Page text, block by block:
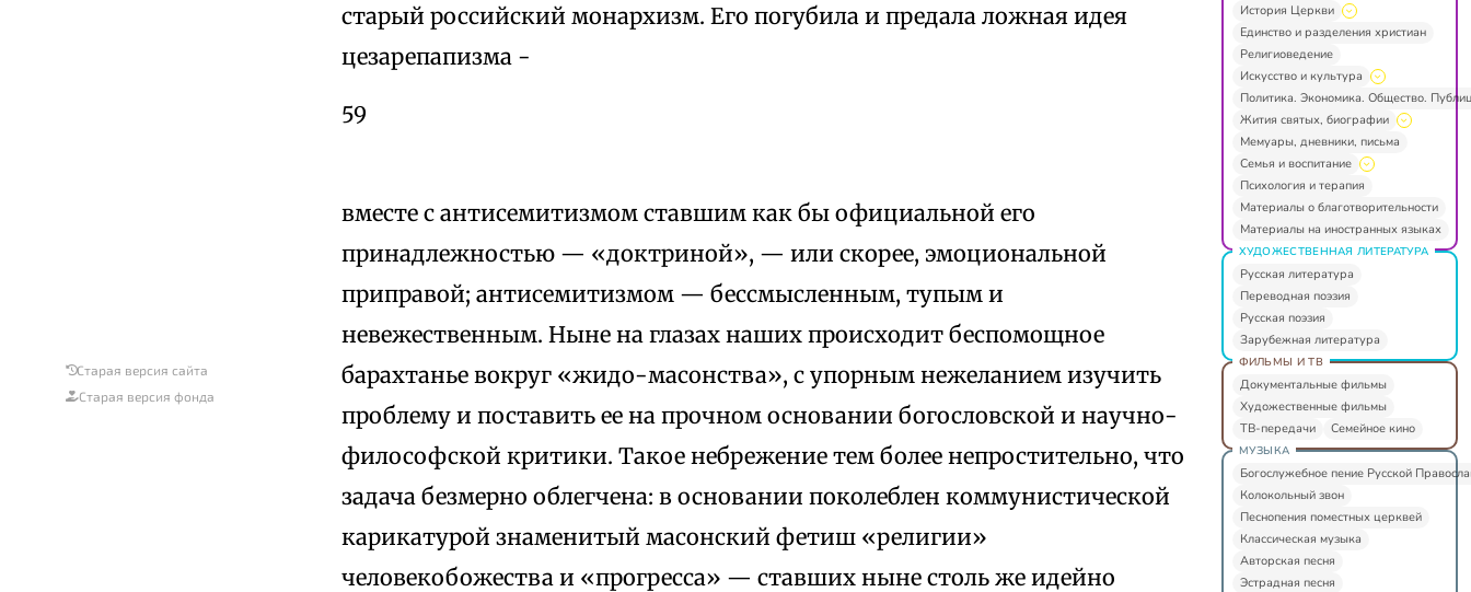
Старая версия сайта
Старая версия фонда
старый российский монархизм. Его погубила и предала ложная идея
цезарепапизма -
59
вместе с антисемитизмом ставшим как бы официальной его
принадлежностью — «доктриной», — или скорее, эмоциональной
приправой; антисемитизмом — бессмысленным, тупым и
невежественным. Ныне на глазах наших происходит беспомощное
барахтанье вокруг «жидо-масонства», с упорным нежеланием изучить
проблему и поставить ее на прочном основании богословской и научно-
философской критики. Такое небрежение тем более непростительно, что
задача безмерно облегчена: в основании поколеблен коммунистической
карикатурой знаменитый масонский фетиш «религии»
человекобожества и «прогресса» — ставших ныне столь же идейно
История Церкви
Единство и разделения христиан
Религиоведение
Искусство и культура
Политика. Экономика. Общество.
Жития святых, биографии
Мемуары, дневники, письма
Семья и воспитание
Психология и терапия
Материалы о благотворительности
Материалы на иностранных языках
ХУДОЖЕСТВЕННАЯ ЛИТЕРАТУРА
Русская литература
Переводная поэзия
Русская поэзия
Зарубежная литература
ФИЛЬМЫ И ТВ
Документальные фильмы
Художественные фильмы
ТВ-передачи
Семейное кино
МУЗЫКА
Богослужебное пение Русской
Колокольный звон
Песнопения поместных церквей
Классическая музыка
Авторская песня
Эстрадная песня